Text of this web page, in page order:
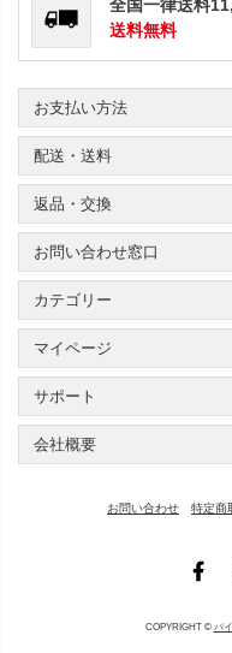
全国一律送料
送料無料
お支払い方法
配送・送料
返品・交換
お問い合わせ窓口
カテゴリー
マイページ
サポート
会社概要
お問い合わせ 特定商
COPYRIGHT © バ